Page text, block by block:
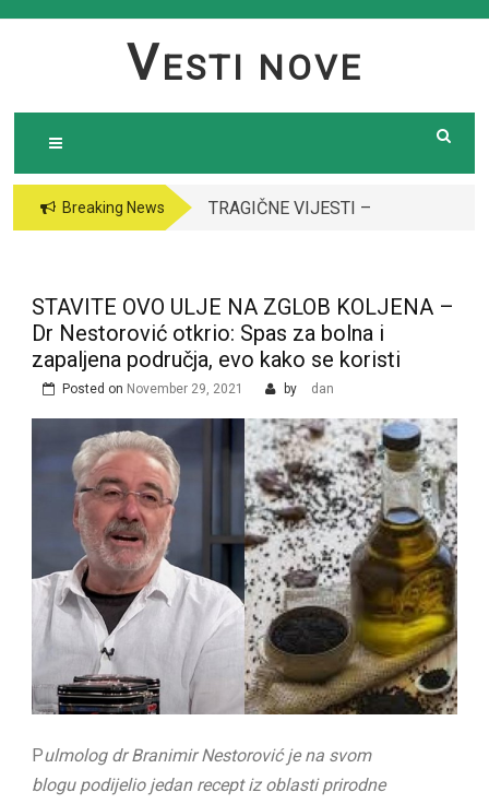
VESTI NOVE
Breaking News
TRAGIČNE VIJESTI –
ispred njene kuće￼￼
VODITELJICA
SRBIJU: Čekajte da
vidite kako danas
izgleda￼
STAVITE OVO ULJE NA ZGLOB KOLJENA –
Dr Nestorović otkrio: Spas za bolna i
zapaljena područja, evo kako se koristi
Posted on November 29, 2021 by dan
Pulmolog dr Branimir Nestorović je na svom
blogu podijelio jedan recept iz oblasti prirodne